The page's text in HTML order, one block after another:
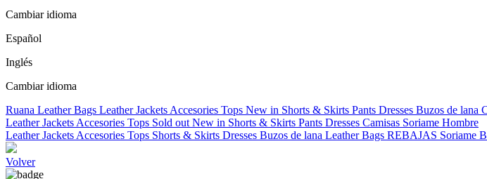
Cambiar idioma
Español
Inglés
Cambiar idioma
Ruana Leather Bags Leather Jackets Accesories Tops New in Shorts & Skirts Pants Dresses Buzos de lana
Leather Jackets Accesories Tops Sold out New in Shorts & Skirts Pants Dresses Camisas Soriame Hombre
Leather Jackets Accesories Tops Shorts & Skirts Dresses Buzos de lana Leather Bags REBAJAS Soriame
Volver